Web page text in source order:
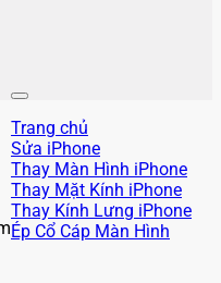
Trang chủ
Sửa iPhone
Thay Màn Hình iPhone
Thay Mặt Kính iPhone
Thay Kính Lưng iPhone
Ép Cổ Cáp Màn Hình